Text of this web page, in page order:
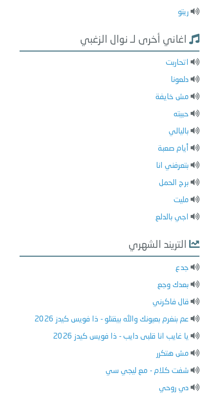
ريتو
اغاني أخرى لـ نوال الزغبي
اتحاربت
دلعونا
مش خايفة
حبيته
باليالي
أيام صعبة
بتعرفني انا
برج الحمل
مليت
اجي بالدلع
التريند الشهري
جدع
بعدك وجع
قال فاكرني
عم بنغرم بعيونك والله بيقتلو - ذا فويس كيدز 2026
يا غايب انا قلبى دايب - ذا فويس كيدز 2026
مش هتكرر
شفت كلام - مع ليجي سي
دي روحي